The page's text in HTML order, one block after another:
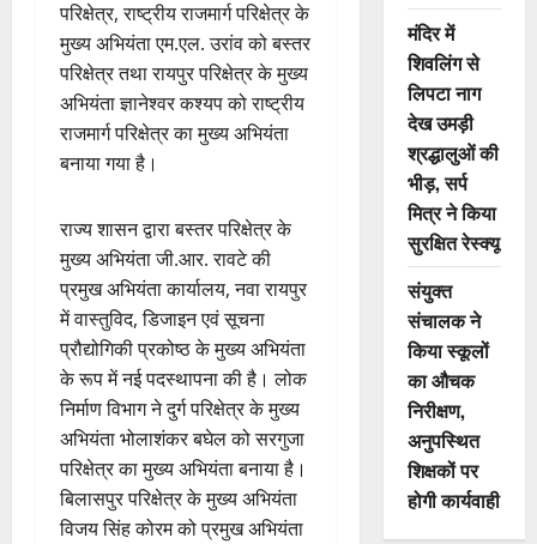
परिक्षेत्र, राष्ट्रीय राजमार्ग परिक्षेत्र के
मुख्य अभियंता एम.एल. उरांव को बस्तर
परिक्षेत्र तथा रायपुर परिक्षेत्र के मुख्य
अभियंता ज्ञानेश्वर कश्यप को राष्ट्रीय
राजमार्ग परिक्षेत्र का मुख्य अभियंता
बनाया गया है।
राज्य शासन द्वारा बस्तर परिक्षेत्र के
मुख्य अभियंता जी.आर. रावटे की
प्रमुख अभियंता कार्यालय, नवा रायपुर
में वास्तुविद, डिजाइन एवं सूचना
प्रौद्योगिकी प्रकोष्ठ के मुख्य अभियंता
के रूप में नई पदस्थापना की है। लोक
निर्माण विभाग ने दुर्ग परिक्षेत्र के मुख्य
अभियंता भोलाशंकर बघेल को सरगुजा
परिक्षेत्र का मुख्य अभियंता बनाया है।
बिलासपुर परिक्षेत्र के मुख्य अभियंता
विजय सिंह कोरम को प्रमुख अभियंता
मंदिर में
शिवलिंग से
लिपटा नाग
देख उमड़ी
श्रद्धालुओं की
भीड़, सर्प
मित्र ने किया
सुरक्षित रेस्क्यू
संयुक्त
संचालक ने
किया स्कूलों
का औचक
निरीक्षण,
अनुपस्थित
शिक्षकों पर
होगी कार्यवाही